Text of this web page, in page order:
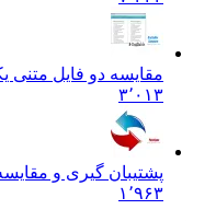
مقایسه دو فایل متنی یکدیگر
۳٬۰۱۳
پشتیبان گیری و مقایسه فایل
۱٬۹۶۳